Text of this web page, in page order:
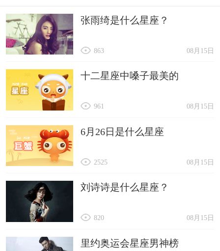
张雨绮是什么星座？
08月15日
863
十二星座中嗓子最美的
08月15日
961
6月26日是什么星座
08月15日
2525
刘诗诗是什么星座？
08月15日
820
里约奥运会星座男神榜